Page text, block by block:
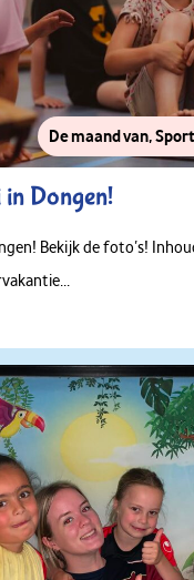
De maand van,
Dongen!
Bekijk de foto’s!